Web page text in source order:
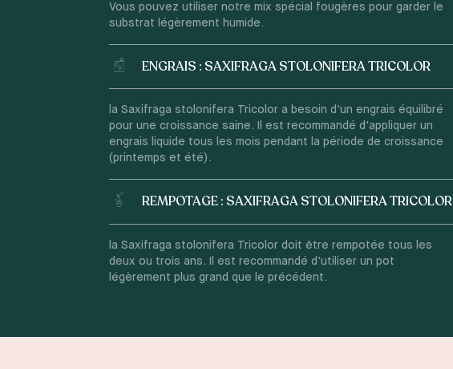
Vous pouvez utiliser notre mix spécial fougères pour garder le
substrat légèrement humide.
ENGRAIS : SAXIFRAGA STOLONIFERA TRICOLOR
la Saxifraga stolonifera Tricolor a besoin d'un engrais équilibré
pour une croissance saine. Il est recommandé d'appliquer un
engrais liquide tous les mois pendant la période de croissance
(printemps et été).
REMPOTAGE : SAXIFRAGA STOLONIFERA TRICOLOR
la Saxifraga stolonifera Tricolor doit être rempotée tous les
deux ou trois ans. Il est recommandé d'utiliser un pot
légèrement plus grand que le précédent.